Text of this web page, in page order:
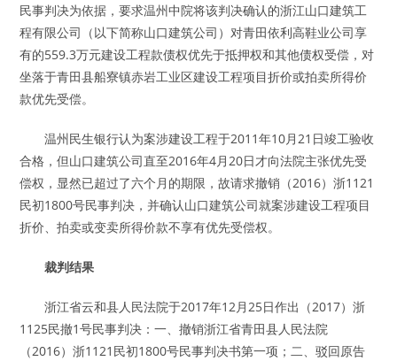
民事判决为依据，要求温州中院将该判决确认的浙江山口建筑工
程有限公司（以下简称山口建筑公司）对青田依利高鞋业公司享
有的559.3万元建设工程款债权优先于抵押权和其他债权受偿，对
坐落于青田县船寮镇赤岩工业区建设工程项目折价或拍卖所得价
款优先受偿。
温州民生银行认为案涉建设工程于2011年10月21日竣工验收
合格，但山口建筑公司直至2016年4月20日才向法院主张优先受
偿权，显然已超过了六个月的期限，故请求撤销（2016）浙1121
民初1800号民事判决，并确认山口建筑公司就案涉建设工程项目
折价、拍卖或变卖所得价款不享有优先受偿权。
裁判结果
浙江省云和县人民法院于2017年12月25日作出（2017）浙
1125民撤1号民事判决：一、撤销浙江省青田县人民法院
（2016）浙1121民初1800号民事判决书第一项；二、驳回原告